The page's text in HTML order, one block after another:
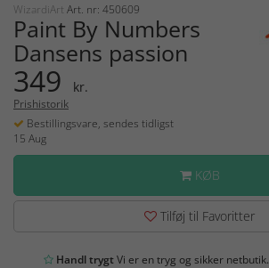
WizardiArt Art. nr: 450609
Paint By Numbers
Dansens passion
349 kr.
Prishistorik
Bestillingsvare, sendes tidligst
15 Aug
KØB
Tilføj til Favoritter
Handl trygtVi er en tryg og sikker netbutik.